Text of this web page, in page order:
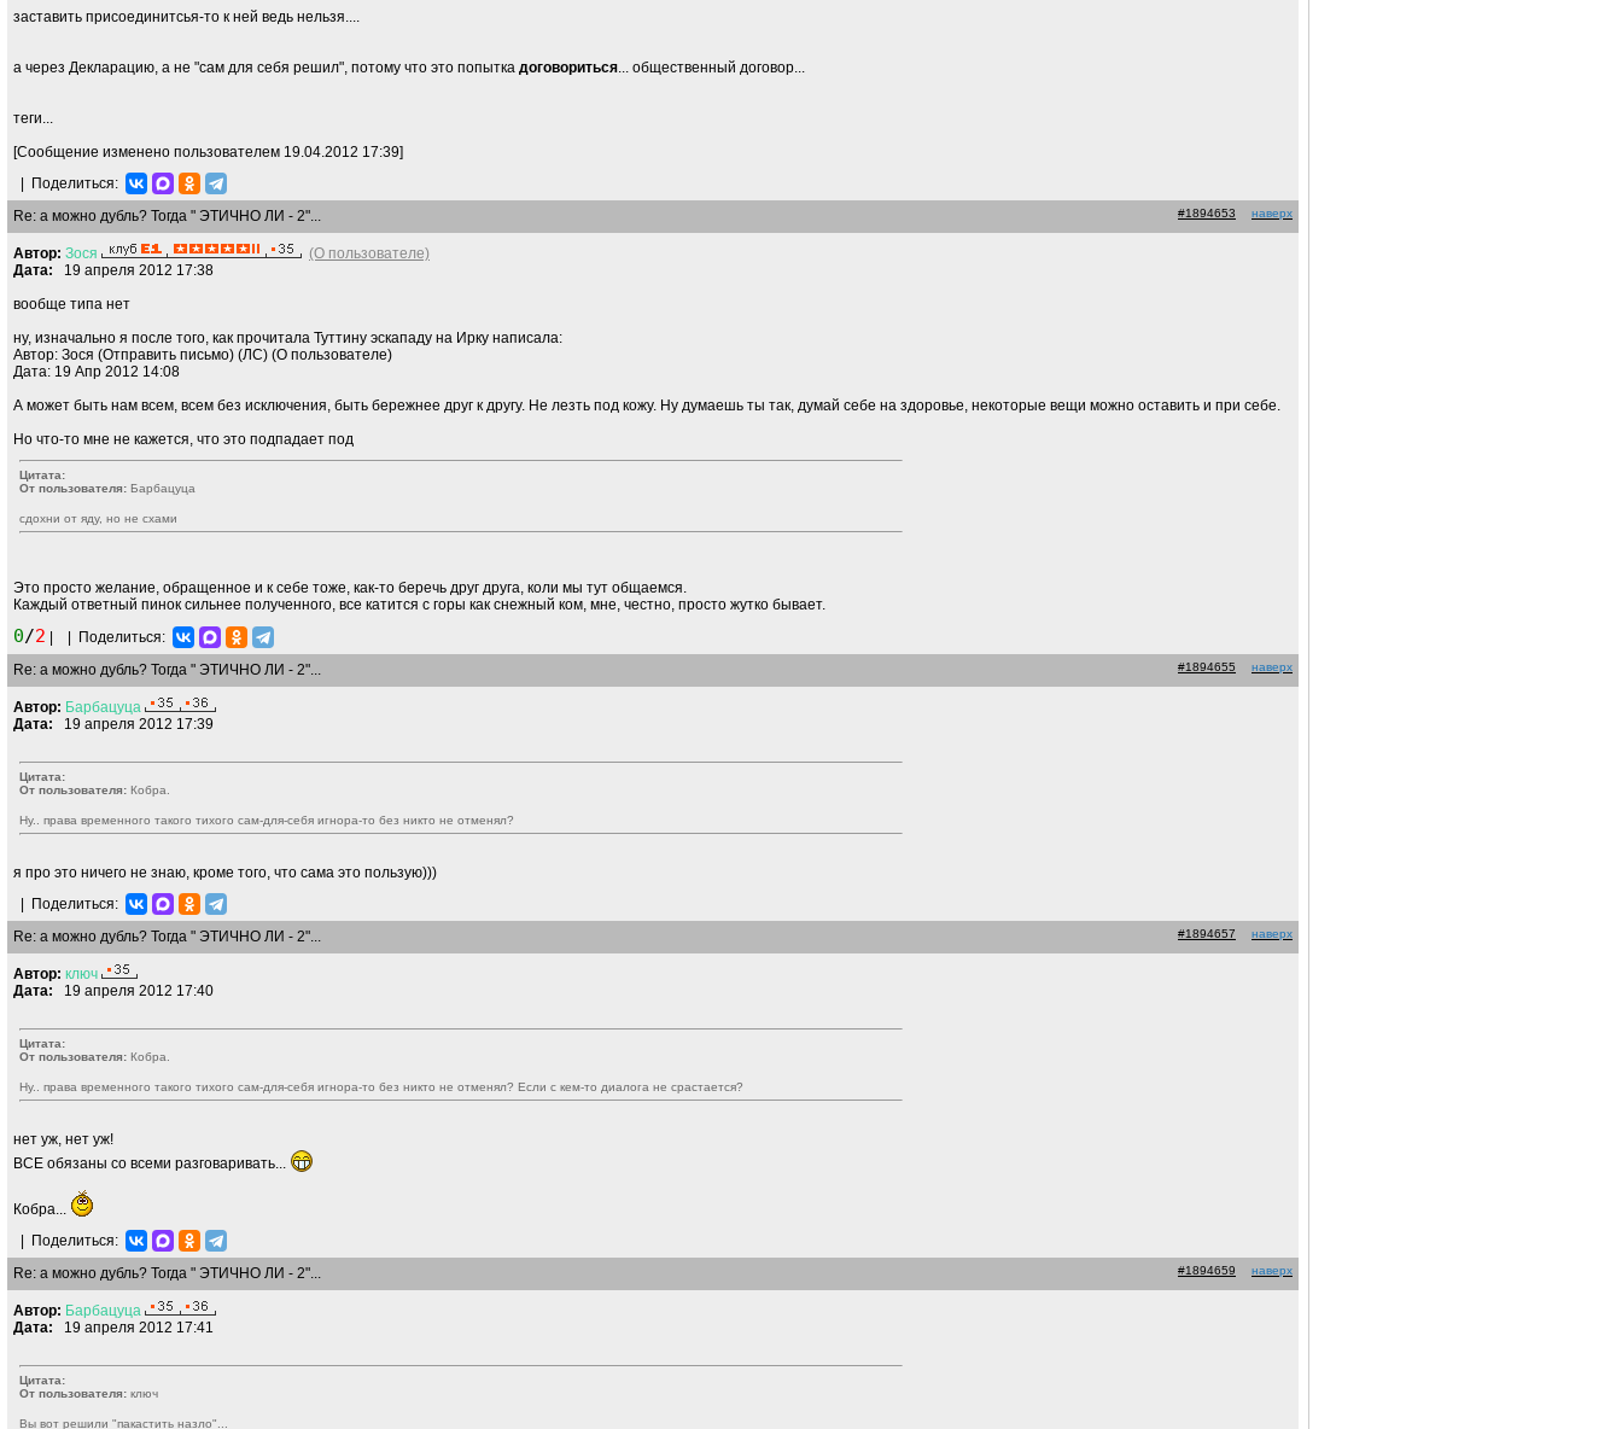
заставить присоединитсья-то к ней ведь нельзя....
а через Декларацию, а не "сам для себя решил", потому что это попытка договориться... общественный договор...
теги...
[Сообщение изменено пользователем 19.04.2012 17:39]
Поделиться:
Re: а можно дубль? Тогда " ЭТИЧНО ЛИ - 2"...
#1894653 наверх
Автор: Зося
(О пользователе)
Дата: 19 апреля 2012 17:38
вообще типа нет
ну, изначально я после того, как прочитала Туттину эскападу на Ирку написала:
Автор: Зося (Отправить письмо) (ЛС) (О пользователе)
Дата: 19 Апр 2012 14:08
А может быть нам всем, всем без исключения, быть бережнее друг к другу. Не лезть под кожу. Ну думаешь ты так, думай себе на здоровье, некоторые вещи можно оставить и при себе.
Но что-то мне не кажется, что это подпадает под
Цитата:
От пользователя: Барбацуца
сдохни от яду, но не схами
Это просто желание, обращенное и к себе тоже, как-то беречь друг друга, коли мы тут общаемся.
Каждый ответный пинок сильнее полученного, все катится с горы как снежный ком, мне, честно, просто жутко бывает.
0/2
Поделиться:
Re: а можно дубль? Тогда " ЭТИЧНО ЛИ - 2"...
#1894655 наверх
Автор: Барбацуца
Дата: 19 апреля 2012 17:39
Цитата:
От пользователя: Кобра.
Ну.. права временного такого тихого сам-для-себя игнора-то без никто не отменял?
я про это ничего не знаю, кроме того, что сама это пользую)))
Поделиться:
Re: а можно дубль? Тогда " ЭТИЧНО ЛИ - 2"...
#1894657 наверх
Автор: ключ
Дата: 19 апреля 2012 17:40
Цитата:
От пользователя: Кобра.
Ну.. права временного такого тихого сам-для-себя игнора-то без никто не отменял? Если с кем-то диалога не срастается?
нет уж, нет уж!
ВСЕ обязаны со всеми разговаривать...
Кобра...
Поделиться:
Re: а можно дубль? Тогда " ЭТИЧНО ЛИ - 2"...
#1894659 наверх
Автор: Барбацуца
Дата: 19 апреля 2012 17:41
Цитата:
От пользователя: ключ
Вы вот решили "пакастить назло"...